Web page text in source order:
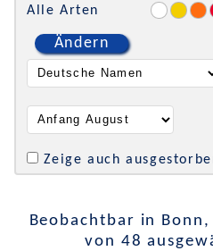
Alle Arten
Ändern
Zeige auch
Beobachtbar in
von 48